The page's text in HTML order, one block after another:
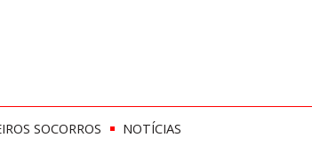
SOCORROS NOTÍCIAS